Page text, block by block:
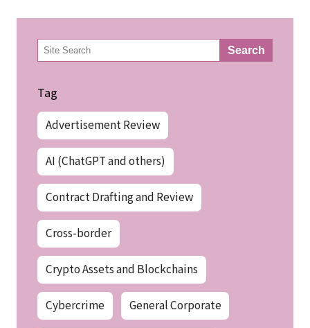
検
索 Search
Tag
Advertisement Review
AI (ChatGPT and others)
Contract Drafting and Review
Cross-border
Crypto Assets and Blockchains
Cybercrime General Corporate